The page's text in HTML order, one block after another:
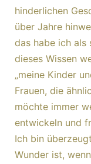
hinderlichen
über Jahre
das habe ich als
dieses Wissen
„meine Kinder
Frauen, die
möchte immer
entwickeln und
Ich bin
Wunder ist,